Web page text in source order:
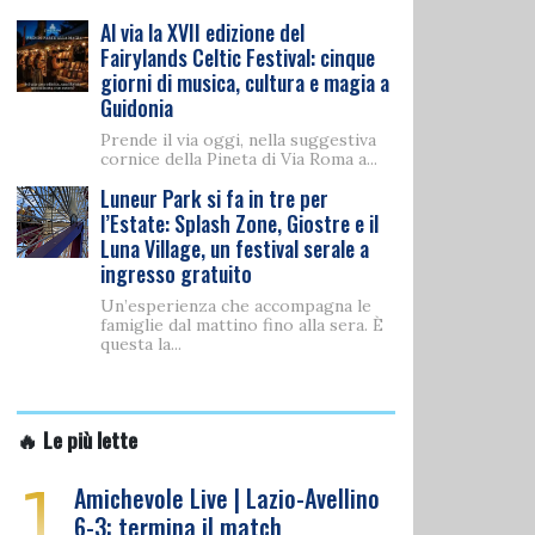
Al via la XVII edizione del
Fairylands Celtic Festival: cinque
giorni di musica, cultura e magia a
Guidonia
Prende il via oggi, nella suggestiva
cornice della Pineta di Via Roma a...
Luneur Park si fa in tre per
l’Estate: Splash Zone, Giostre e il
Luna Village, un festival serale a
ingresso gratuito
Un’esperienza che accompagna le
famiglie dal mattino fino alla sera. È
questa la...
🔥 Le più lette
Amichevole Live | Lazio-Avellino
6-3: termina il match